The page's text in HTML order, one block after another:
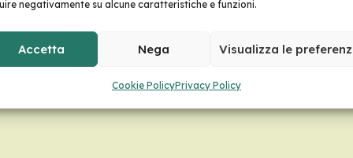
negativamente su alcune caratteristiche e funzioni.
Accetta Nega Visualizza le
Cookie PolicyPrivacy Policy